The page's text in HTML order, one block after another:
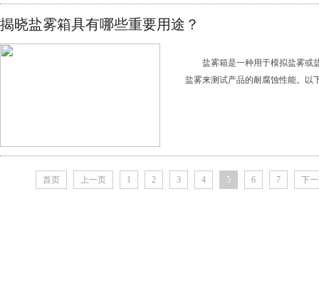
揭晓盐雾箱具有哪些重要用途？
盐雾箱是一种用于模拟盐雾或
盐雾来测试产品的耐腐蚀性能。以
首页 上一页 1 2 3 4 5 6 7 下